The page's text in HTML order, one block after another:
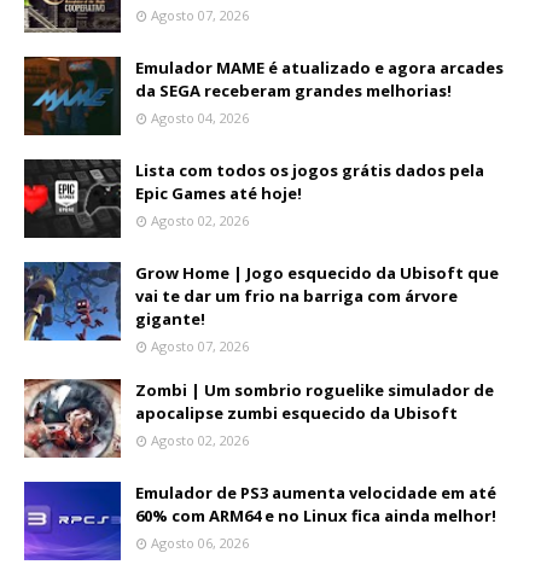
Agosto 07, 2026
Emulador MAME é atualizado e agora arcades
da SEGA receberam grandes melhorias!
Agosto 04, 2026
Lista com todos os jogos grátis dados pela
Epic Games até hoje!
Agosto 02, 2026
Grow Home | Jogo esquecido da Ubisoft que
vai te dar um frio na barriga com árvore
gigante!
Agosto 07, 2026
Zombi | Um sombrio roguelike simulador de
apocalipse zumbi esquecido da Ubisoft
Agosto 02, 2026
Emulador de PS3 aumenta velocidade em até
60% com ARM64 e no Linux fica ainda melhor!
Agosto 06, 2026